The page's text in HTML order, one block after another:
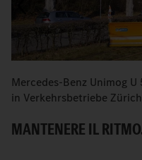
Mercedes-Benz Unimog
in Verkehrsbetriebe
MANTENERE IL